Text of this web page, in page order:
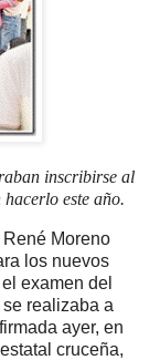
inscribirse al
este año.
Moreno
los nuevos
examen del
realizaba a
ayer, en
cruceña,